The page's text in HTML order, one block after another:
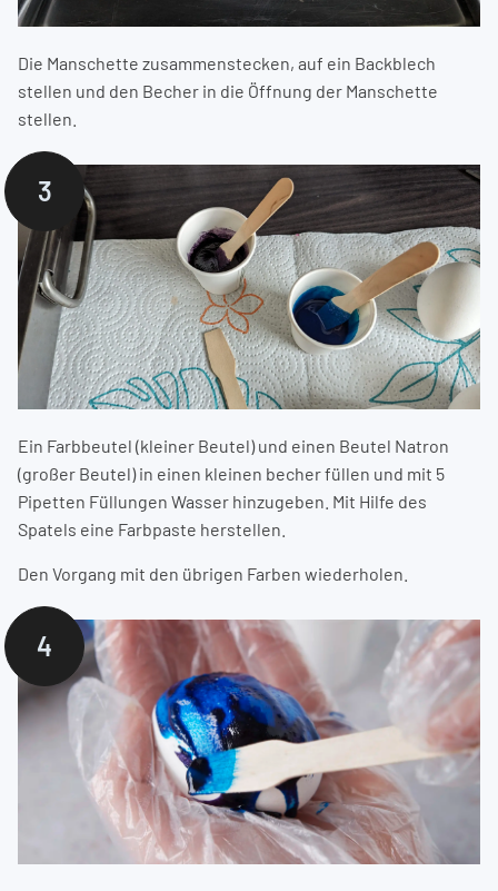
Die Manschette zusammenstecken, auf ein Backblech
stellen und den Becher in die Öffnung der Manschette
stellen.
3
Ein Farbbeutel (kleiner Beutel) und einen Beutel Natron
(großer Beutel) in einen kleinen becher füllen und mit 5
Pipetten Füllungen Wasser hinzugeben. Mit Hilfe des
Spatels eine Farbpaste herstellen.
Den Vorgang mit den übrigen Farben wiederholen.
4